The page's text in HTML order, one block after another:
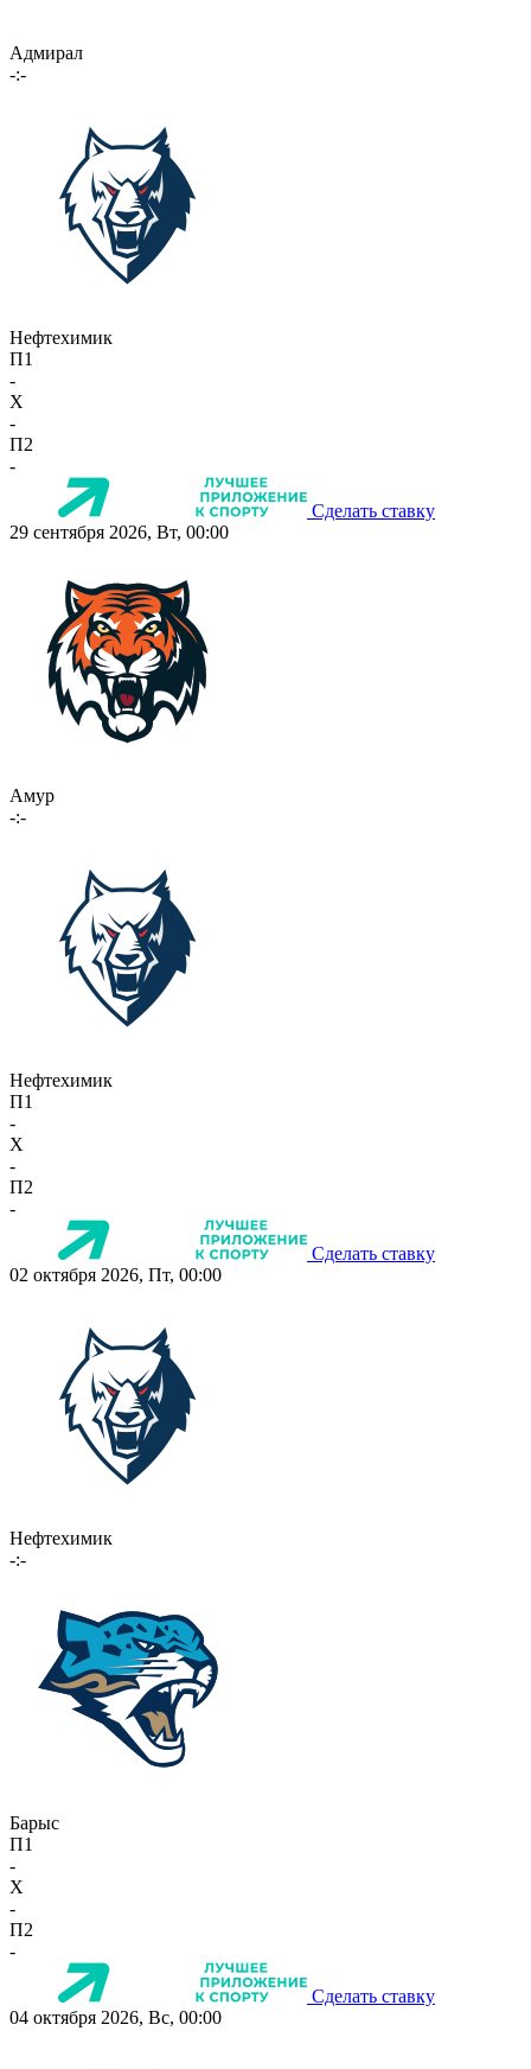
Адмирал
-:-
Нефтехимик
П1
-
X
-
П2
-
Сделать ставку
29 сентября 2026, Вт, 00:00
Амур
-:-
Нефтехимик
П1
-
X
-
П2
-
Сделать ставку
02 октября 2026, Пт, 00:00
Нефтехимик
-:-
Барыс
П1
-
X
-
П2
-
Сделать ставку
04 октября 2026, Вс, 00:00